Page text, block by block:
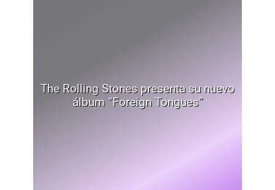
The Rolling Stones presenta su nuevo
álbum “Foreign Tongues”